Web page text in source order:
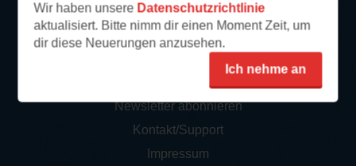
Wir haben unsere Datenschutzrichtlinie
aktualisiert. Bitte nimm dir einen Moment Zeit, um
dir diese Neuerungen anzusehen.
Ich nehme an
Service
So funktioniert‘s
Newsletter abonnieren
Kontakt/Support
Impressum